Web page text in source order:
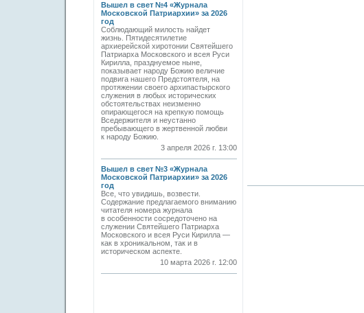
Вышел в свет №4 «Журнала
Московской Патриархии» за 2026
год
Соблюдающий милость найдет
жизнь. Пятидесятилетие
архиерейской хиротонии Святейшего
Патриарха Московского и всея Руси
Кирилла, празднуемое ныне,
показывает народу Божию величие
подвига нашего Предстоятеля, на
протяжении своего архипастырского
служения в любых исторических
обстоятельствах неизменно
опирающегося на крепкую помощь
Вседержителя и неустанно
пребывающего в жертвенной любви
к народу Божию.
3 апреля 2026 г. 13:00
Вышел в свет №3 «Журнала
Московской Патриархии» за 2026
год
Все, что увидишь, возвести.
Содержание предлагаемого вниманию
читателя номера журнала
в особенности сосредоточено на
служении Святейшего Патриарха
Московского и всея Руси Кирилла —
как в хроникальном, так и в
историческом аспекте.
10 марта 2026 г. 12:00